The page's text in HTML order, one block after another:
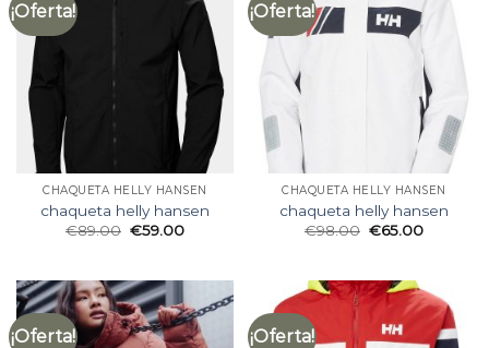
¡Oferta!
CHAQUETA HELLY HANSEN
chaqueta helly hansen
€89.00 €59.00
¡Oferta!
CHAQUETA HELLY HANSEN
chaqueta helly hansen
€98.00 €65.00
¡Oferta! ¡Oferta!